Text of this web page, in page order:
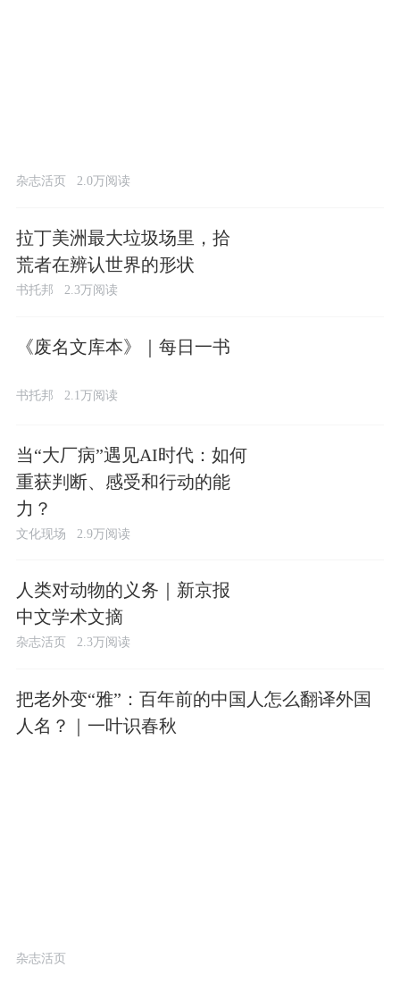
杂志活页 2.0万阅读
拉丁美洲最大垃圾场里，拾
荒者在辨认世界的形状
书托邦 2.3万阅读
《废名文库本》｜每日一书
书托邦 2.1万阅读
当“大厂病”遇见AI时代：如何
重获判断、感受和行动的能
力？
文化现场 2.9万阅读
人类对动物的义务｜新京报
中文学术文摘
杂志活页 2.3万阅读
把老外变“雅”：百年前的中国人怎么翻译外国
人名？｜一叶识春秋
杂志活页